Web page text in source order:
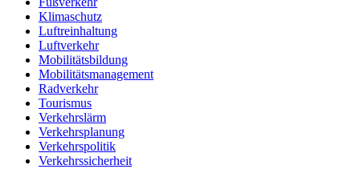
Klimaschutz
Luftreinhaltung
Luftverkehr
Mobilitätsbildung
Mobilitätsmanagement
Radverkehr
Tourismus
Verkehrslärm
Verkehrsplanung
Verkehrspolitik
Verkehrssicherheit